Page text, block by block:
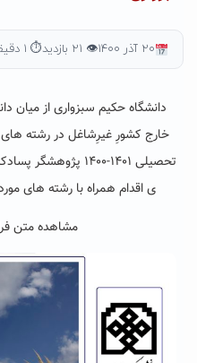
۲۰ آذر ۱۴۰۰ 👁 ۲۱ بازدید ⏱ ۱ دقیقه مطالعه
دانشگاه حکیم سبزواری از میان
خارج کشورِ غیرِشاغل در رشته
تحصیلی ۱۴۰۱-۱۴۰۰
ی اقدام همراه با رشته های
مشاهده متن